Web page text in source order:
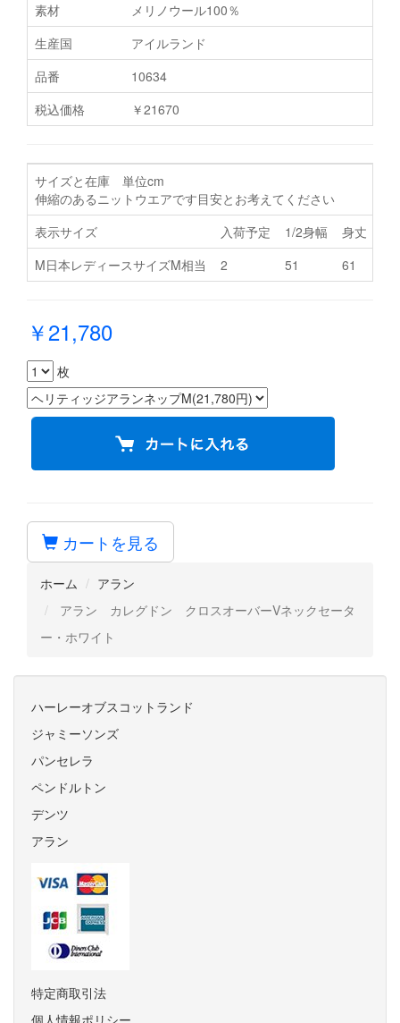
素材
メリノウール100％
生産国
アイルランド
品番
10634
税込価格
￥21670
サイズと在庫 単位cm
伸縮のあるニットウエアです目安とお考えてください
表示サイズ
入荷予定 1/2身幅 身丈
M日本レディースサイズM相当
2 51 61
￥21,780
枚
カートを見る
ホーム
アラン
アラン カレグドン クロスオーバーVネックセータ
ー・ホワイト
ハーレーオブスコットランド
ジャミーソンズ
パンセレラ
ペンドルトン
デンツ
アラン
特定商取引法